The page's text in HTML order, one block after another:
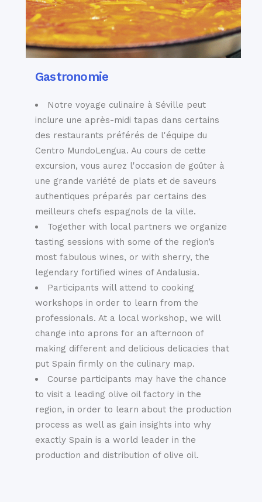
Gastronomie
Notre voyage culinaire à Séville peut
inclure une après-midi tapas dans certains
des restaurants préférés de l'équipe du
Centro MundoLengua. Au cours de cette
excursion, vous aurez l'occasion de goûter à
une grande variété de plats et de saveurs
authentiques préparés par certains des
meilleurs chefs espagnols de la ville.
Together with local partners we organize
tasting sessions with some of the region’s
most fabulous wines, or with sherry, the
legendary fortified wines of Andalusia.
Participants will attend to cooking
workshops in order to learn from the
professionals. At a local workshop, we will
change into aprons for an afternoon of
making different and delicious delicacies that
put Spain firmly on the culinary map.
Course participants may have the chance
to visit a leading olive oil factory in the
region, in order to learn about the production
process as well as gain insights into why
exactly Spain is a world leader in the
production and distribution of olive oil.